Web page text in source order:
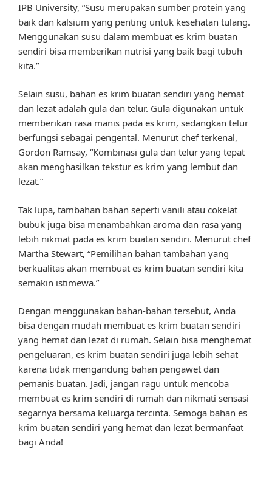
IPB University, “Susu merupakan sumber protein yang
baik dan kalsium yang penting untuk kesehatan tulang.
Menggunakan susu dalam membuat es krim buatan
sendiri bisa memberikan nutrisi yang baik bagi tubuh
kita.”
Selain susu, bahan es krim buatan sendiri yang hemat
dan lezat adalah gula dan telur. Gula digunakan untuk
memberikan rasa manis pada es krim, sedangkan telur
berfungsi sebagai pengental. Menurut chef terkenal,
Gordon Ramsay, “Kombinasi gula dan telur yang tepat
akan menghasilkan tekstur es krim yang lembut dan
lezat.”
Tak lupa, tambahan bahan seperti vanili atau cokelat
bubuk juga bisa menambahkan aroma dan rasa yang
lebih nikmat pada es krim buatan sendiri. Menurut chef
Martha Stewart, “Pemilihan bahan tambahan yang
berkualitas akan membuat es krim buatan sendiri kita
semakin istimewa.”
Dengan menggunakan bahan-bahan tersebut, Anda
bisa dengan mudah membuat es krim buatan sendiri
yang hemat dan lezat di rumah. Selain bisa menghemat
pengeluaran, es krim buatan sendiri juga lebih sehat
karena tidak mengandung bahan pengawet dan
pemanis buatan. Jadi, jangan ragu untuk mencoba
membuat es krim sendiri di rumah dan nikmati sensasi
segarnya bersama keluarga tercinta. Semoga bahan es
krim buatan sendiri yang hemat dan lezat bermanfaat
bagi Anda!